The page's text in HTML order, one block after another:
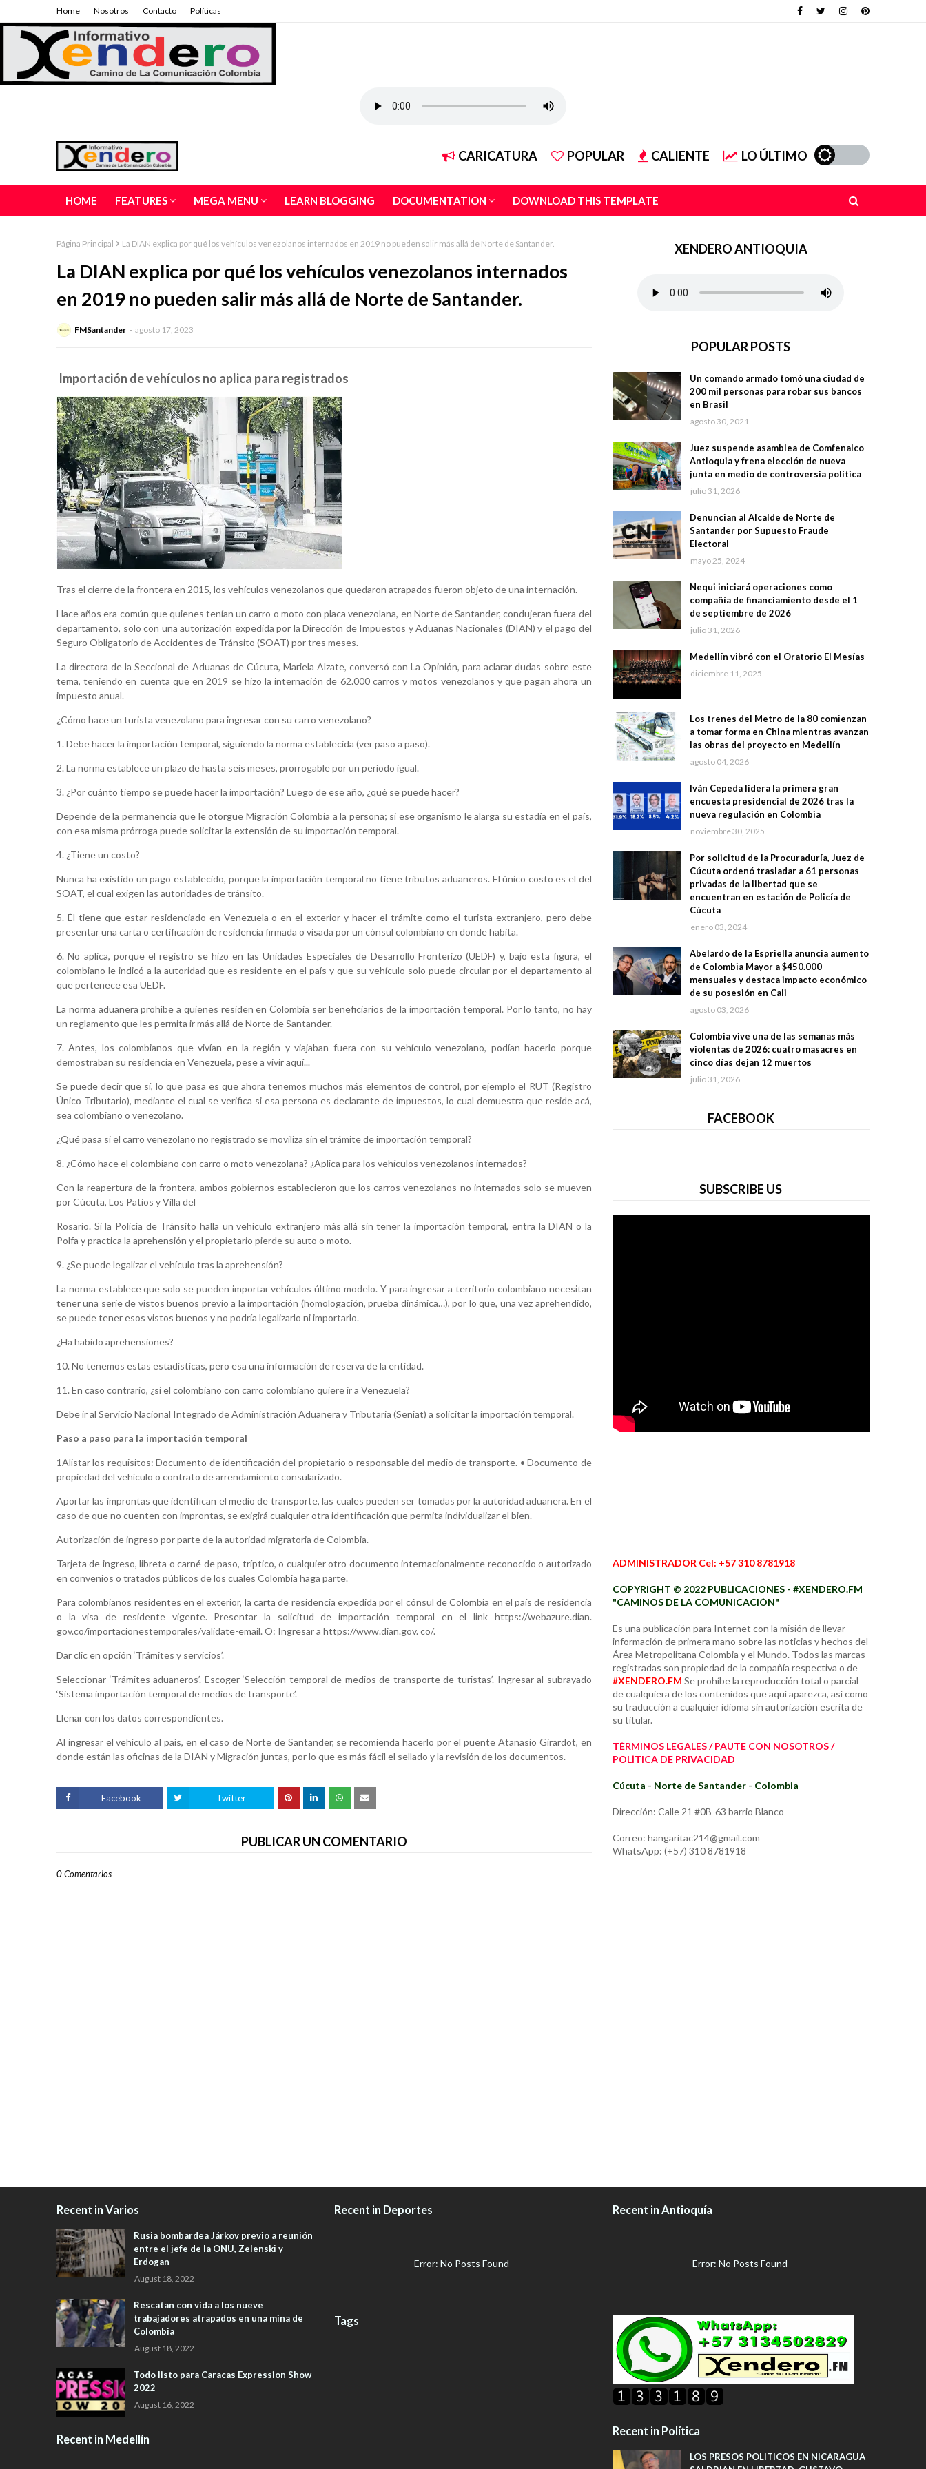
Home Nosotros Contacto Políticas
CARICATURA POPULAR CALIENTE LO ÚLTIMO
HOME FEATURES MEGA MENU LEARN BLOGGING DOCUMENTATION DOWNLOAD THIS TEMPLATE
Página Principal La DIAN explica por qué los vehículos venezolanos internados en 2019 no pueden salir más allá de Norte de Santander.
La DIAN explica por qué los vehículos venezolanos internados
en 2019 no pueden salir más allá de Norte de Santander.
FMSantander agosto 17, 2023
Importación de vehículos no aplica para registrados
Tras el cierre de la frontera en 2015, los vehículos venezolanos que quedaron atrapados fueron objeto de una internación.
Hace años era común que quienes tenían un carro o moto con placa venezolana, en Norte de Santander, condujeran fuera del
departamento, solo con una autorización expedida por la Dirección de Impuestos y Aduanas Nacionales (DIAN) y el pago del
Seguro Obligatorio de Accidentes de Tránsito (SOAT) por tres meses.
La directora de la Seccional de Aduanas de Cúcuta, Mariela Alzate, conversó con La Opinión, para aclarar dudas sobre este
tema, teniendo en cuenta que en 2019 se hizo la internación de 62.000 carros y motos venezolanos y que pagan ahora un
impuesto anual.
¿Cómo hace un turista venezolano para ingresar con su carro venezolano?
1. Debe hacer la importación temporal, siguiendo la norma establecida (ver paso a paso).
2. La norma establece un plazo de hasta seis meses, prorrogable por un período igual.
3. ¿Por cuánto tiempo se puede hacer la importación? Luego de ese año, ¿qué se puede hacer?
Depende de la permanencia que le otorgue Migración Colombia a la persona; si ese organismo le alarga su estadía en el país,
con esa misma prórroga puede solicitar la extensión de su importación temporal.
4. ¿Tiene un costo?
Nunca ha existido un pago establecido, porque la importación temporal no tiene tributos aduaneros. El único costo es el del
SOAT, el cual exigen las autoridades de tránsito.
5. Él tiene que estar residenciado en Venezuela o en el exterior y hacer el trámite como el turista extranjero, pero debe
presentar una carta o certificación de residencia firmada o visada por un cónsul colombiano en donde habita.
6. No aplica, porque el registro se hizo en las Unidades Especiales de Desarrollo Fronterizo (UEDF) y, bajo esta figura, el
colombiano le indicó a la autoridad que es residente en el país y que su vehículo solo puede circular por el departamento al
que pertenece esa UEDF.
La norma aduanera prohíbe a quienes residen en Colombia ser beneficiarios de la importación temporal. Por lo tanto, no hay
un reglamento que les permita ir más allá de Norte de Santander.
7. Antes, los colombianos que vivían en la región y viajaban fuera con su vehículo venezolano, podían hacerlo porque
demostraban su residencia en Venezuela, pese a vivir aquí...
Se puede decir que sí, lo que pasa es que ahora tenemos muchos más elementos de control, por ejemplo el RUT (Registro
Único Tributario), mediante el cual se verifica si esa persona es declarante de impuestos, lo cual demuestra que reside acá,
sea colombiano o venezolano.
¿Qué pasa si el carro venezolano no registrado se moviliza sin el trámite de importación temporal?
8. ¿Cómo hace el colombiano con carro o moto venezolana? ¿Aplica para los vehículos venezolanos internados?
Con la reapertura de la frontera, ambos gobiernos establecieron que los carros venezolanos no internados solo se mueven
por Cúcuta, Los Patios y Villa del
Rosario. Si la Policía de Tránsito halla un vehículo extranjero más allá sin tener la importación temporal, entra la DIAN o la
Polfa y practica la aprehensión y el propietario pierde su auto o moto.
9. ¿Se puede legalizar el vehículo tras la aprehensión?
La norma establece que solo se pueden importar vehículos último modelo. Y para ingresar a territorio colombiano necesitan
tener una serie de vistos buenos previo a la importación (homologación, prueba dinámica…), por lo que, una vez aprehendido,
se puede tener esos vistos buenos y no podría legalizarlo ni importarlo.
¿Ha habido aprehensiones?
10. No tenemos estas estadísticas, pero esa una información de reserva de la entidad.
11. En caso contrario, ¿si el colombiano con carro colombiano quiere ir a Venezuela?
Debe ir al Servicio Nacional Integrado de Administración Aduanera y Tributaria (Seniat) a solicitar la importación temporal.
Paso a paso para la importación temporal
1Alistar los requisitos: Documento de identificación del propietario o responsable del medio de transporte. • Documento de
propiedad del vehículo o contrato de arrendamiento consularizado.
Aportar las improntas que identifican el medio de transporte, las cuales pueden ser tomadas por la autoridad aduanera. En el
caso de que no cuenten con improntas, se exigirá cualquier otra identificación que permita individualizar el bien.
Autorización de ingreso por parte de la autoridad migratoria de Colombia.
Tarjeta de ingreso, libreta o carné de paso, tríptico, o cualquier otro documento internacionalmente reconocido o autorizado
en convenios o tratados públicos de los cuales Colombia haga parte.
Para colombianos residentes en el exterior, la carta de residencia expedida por el cónsul de Colombia en el país de residencia
o la visa de residente vigente. Presentar la solicitud de importación temporal en el link https://webazure.dian.
gov.co/importacionestemporales/validate-email. O: Ingresar a https://www.dian.gov. co/.
Dar clic en opción ‘Trámites y servicios’.
Seleccionar ‘Trámites aduaneros’. Escoger ‘Selección temporal de medios de transporte de turistas’. Ingresar al subrayado
‘Sistema importación temporal de medios de transporte’.
Llenar con los datos correspondientes.
Al ingresar el vehículo al país, en el caso de Norte de Santander, se recomienda hacerlo por el puente Atanasio Girardot, en
donde están las oficinas de la DIAN y Migración juntas, por lo que es más fácil el sellado y la revisión de los documentos.
Facebook Twitter
PUBLICAR UN COMENTARIO
0 Comentarios
XENDERO ANTIOQUIA
POPULAR POSTS
Un comando armado tomó una ciudad de
200 mil personas para robar sus bancos
en Brasil
agosto 30, 2021
Juez suspende asamblea de Comfenalco
Antioquia y frena elección de nueva
junta en medio de controversia política
julio 31, 2026
Denuncian al Alcalde de Norte de
Santander por Supuesto Fraude
Electoral
mayo 25, 2024
Nequi iniciará operaciones como
compañía de financiamiento desde el 1
de septiembre de 2026
julio 31, 2026
Medellín vibró con el Oratorio El Mesías
diciembre 11, 2025
Los trenes del Metro de la 80 comienzan
a tomar forma en China mientras avanzan
las obras del proyecto en Medellín
agosto 04, 2026
Iván Cepeda lidera la primera gran
encuesta presidencial de 2026 tras la
nueva regulación en Colombia
noviembre 30, 2025
Por solicitud de la Procuraduría, Juez de
Cúcuta ordenó trasladar a 61 personas
privadas de la libertad que se
encuentran en estación de Policía de
Cúcuta
enero 03, 2024
Abelardo de la Espriella anuncia aumento
de Colombia Mayor a $450.000
mensuales y destaca impacto económico
de su posesión en Cali
agosto 03, 2026
Colombia vive una de las semanas más
violentas de 2026: cuatro masacres en
cinco días dejan 12 muertos
julio 31, 2026
FACEBOOK
SUBSCRIBE US
ADMINISTRADOR Cel: +57 310 8781918
COPYRIGHT © 2022 PUBLICACIONES - #XENDERO.FM
"CAMINOS DE LA COMUNICACIÓN"
Es una publicación para Internet con la misión de llevar
información de primera mano sobre las noticias y hechos del
Área Metropolitana Colombia y el Mundo. Todos las marcas
registradas son propiedad de la compañía respectiva o de
#XENDERO.FM Se prohíbe la reproducción total o parcial
de cualquiera de los contenidos que aquí aparezca, así como
su traducción a cualquier idioma sin autorización escrita de
su titular.
TÉRMINOS LEGALES / PAUTE CON NOSOTROS /
POLÍTICA DE PRIVACIDAD
Cúcuta - Norte de Santander - Colombia
Dirección: Calle 21 #0B-63 barrio Blanco
Correo: hangaritac214@gmail.com
WhatsApp: (+57) 310 8781918
Recent in Varios
Rusia bombardea Járkov previo a reunión
entre el jefe de la ONU, Zelenski y
Erdogan
August 18, 2022
Rescatan con vida a los nueve
trabajadores atrapados en una mina de
Colombia
August 18, 2022
Todo listo para Caracas Expression Show
2022
August 16, 2022
Recent in Medellín
Recent in Deportes
Error: No Posts Found
Tags
Recent in Antioquía
Error: No Posts Found
Recent in Política
LOS PRESOS POLITICOS EN NICARAGUA